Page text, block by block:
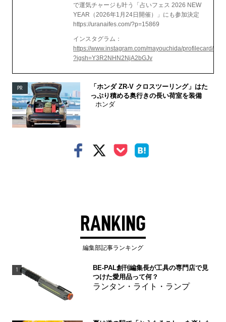
で運気チャージも叶う「占いフェス 2026 NEW
YEAR（2026年1月24日開催）」にも参加決定
https://uranaifes.com/?p=15869
インスタグラム：
https://www.instagram.com/mayouchida/profilecard/
?igsh=Y3R2NHN2NjA2bGJv
PR
「ホンダ ZR-V クロスツーリング」はた
っぷり積める奥行きの長い荷室を装備
ホンダ
RANKING
編集部記事ランキング
1
BE-PAL創刊編集長が工具の専門店で見
つけた愛用品って何？
ランタン・ライト・ランプ